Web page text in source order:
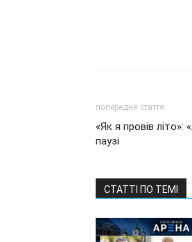
попередня стаття
«Як я провів літо»:
паузі
СТАТТІ ПО ТЕМІ